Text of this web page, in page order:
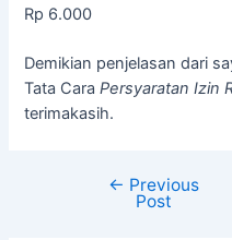
Rp 6.000
Demikian penjelasan dari
Tata CaraPersyaratan Izin
terimakasih.
← Previous
Post